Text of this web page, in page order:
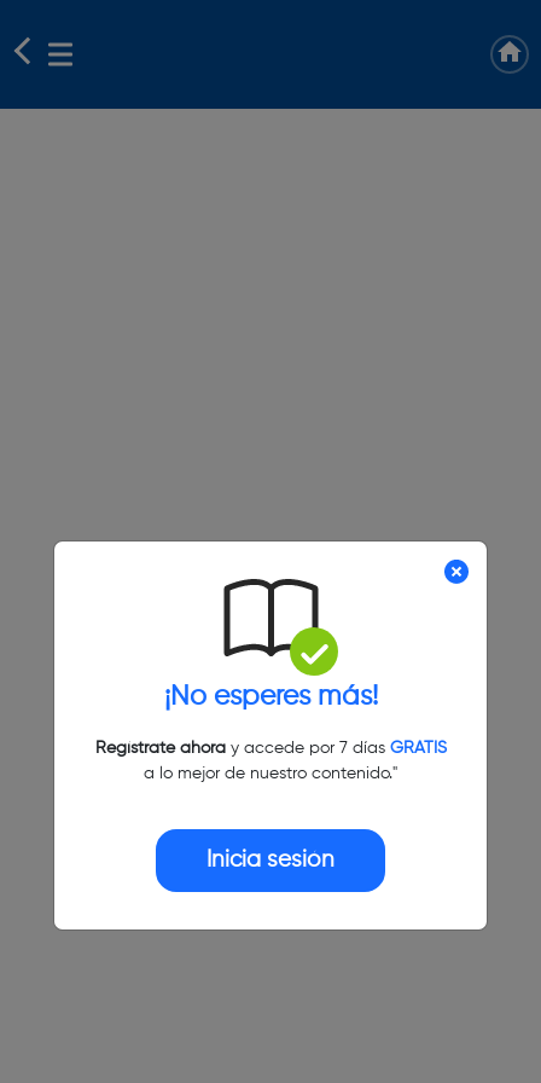
¡No esperes más!
Regístrate ahoray accede por 7 días GRATIS
a lo mejor de nuestro contenido."
Inicia sesión